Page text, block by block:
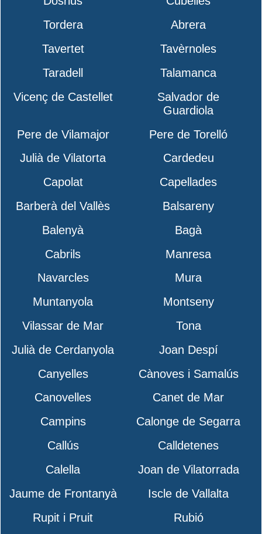
Tordera
Abrera
Tavertet
Tavèrnoles
Taradell
Talamanca
Vicenç de Castellet
Salvador de
Guardiola
Pere de Vilamajor
Pere de Torelló
Julià de Vilatorta
Cardedeu
Capolat
Capellades
Barberà del Vallès
Balsareny
Balenyà
Bagà
Cabrils
Manresa
Navarcles
Mura
Muntanyola
Montseny
Vilassar de Mar
Tona
Julià de Cerdanyola
Joan Despí
Canyelles
Cànoves i Samalús
Canovelles
Canet de Mar
Campins
Calonge de Segarra
Callús
Calldetenes
Calella
Joan de Vilatorrada
Jaume de Frontanyà
Iscle de Vallalta
Rupit i Pruit
Rubió